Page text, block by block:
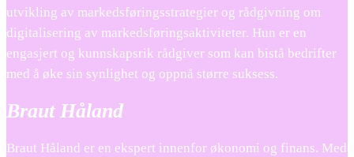
utvikling av markedsføringsstrategier og rådgivning om
digitalisering av markedsføringsaktiviteter. Hun er en
engasjert og kunnskapsrik rådgiver som kan bistå bedrifter
med å øke sin synlighet og oppnå større suksess.
Braut Håland
Braut Håland er en ekspert innenfor økonomi og finans. Med